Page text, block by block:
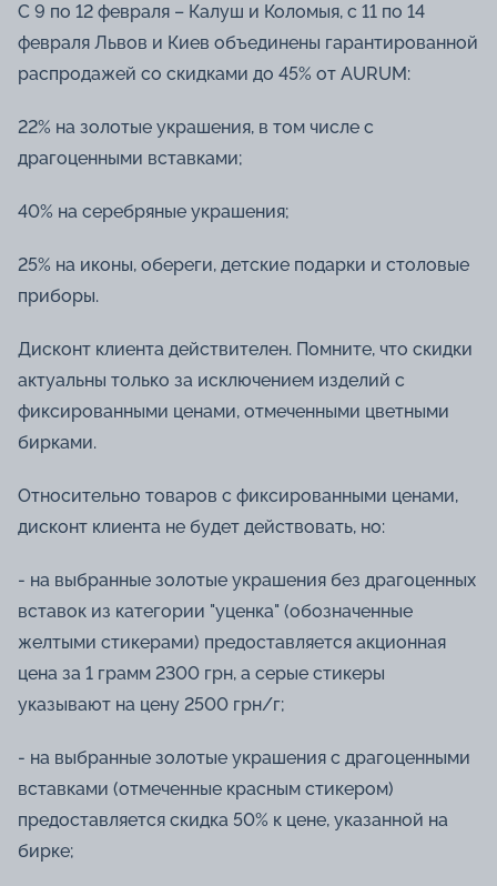
С 9 по 12 февраля – Калуш и Коломыя, с 11 по 14
февраля Львов и Киев объединены гарантированной
распродажей со скидками до 45% от AURUM:
22% на золотые украшения, в том числе с
драгоценными вставками;
40% на серебряные украшения;
25% на иконы, обереги, детские подарки и столовые
приборы.
Дисконт клиента действителен. Помните, что скидки
актуальны только за исключением изделий с
фиксированными ценами, отмеченными цветными
бирками.
Относительно товаров с фиксированными ценами,
дисконт клиента не будет действовать, но:
- на выбранные золотые украшения без драгоценных
вставок из категории "уценка" (обозначенные
желтыми стикерами) предоставляется акционная
цена за 1 грамм 2300 грн, а серые стикеры
указывают на цену 2500 грн/г;
- на выбранные золотые украшения с драгоценными
вставками (отмеченные красным стикером)
предоставляется скидка 50% к цене, указанной на
бирке;